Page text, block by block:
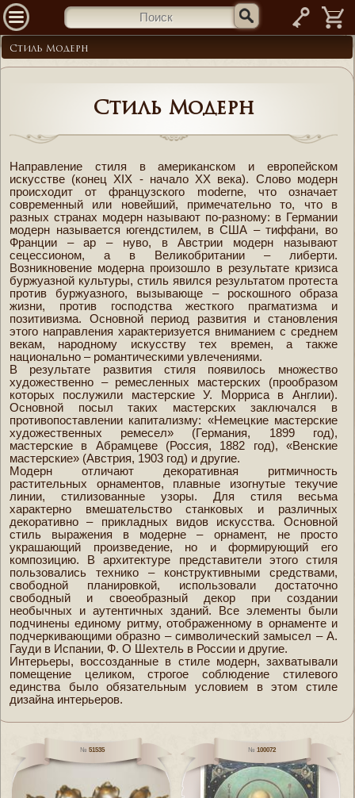
—
Стиль Модерн
Стиль Модерн
Направление стиля в американском и европейском
искусстве (конец XIX - начало ХХ века). Слово модерн
происходит от французского moderne, что означает
современный или новейший, примечательно то, что в
разных странах модерн называют по-разному: в Германии
модерн называется югендстилем, в США – тиффани, во
Франции – ар – нуво, в Австрии модерн называют
сецессионом, а в Великобритании – либерти.
Возникновение модерна произошло в результате кризиса
буржуазной культуры, стиль явился результатом протеста
против буржуазного, вызывающе – роскошного образа
жизни, против господства жесткого прагматизма и
позитивизма. Основной период развития и становления
этого направления характеризуется вниманием с среднем
векам, народному искусству тех времен, а также
национально – романтическими увлечениями.
В результате развития стиля появилось множество
художественно – ремесленных мастерских (прообразом
которых послужили мастерские У. Морриса в Англии).
Основной посыл таких мастерских заключался в
противопоставлении капитализму: «Немецкие мастерские
художественных ремесел» (Германия, 1899 год),
мастерские в Абрамцеве (Россия, 1882 год), «Венские
мастерские» (Австрия, 1903 год) и другие.
Модерн отличают декоративная ритмичность
растительных орнаментов, плавные изогнутые текучие
линии, стилизованные узоры. Для стиля весьма
характерно вмешательство станковых и различных
декоративно – прикладных видов искусства. Основной
стиль выражения в модерне – орнамент, не просто
украшающий произведение, но и формирующий его
композицию. В архитектуре представители этого стиля
пользовались технико – конструктивными средствами,
свободной планировкой, использовали достаточно
свободный и своеобразный декор при создании
необычных и аутентичных зданий. Все элементы были
подчинены единому ритму, отображенному в орнаменте и
подчеркивающими образно – символический замысел – А.
Гауди в Испании, Ф. О Шехтель в России и другие.
Интерьеры, воссозданные в стиле модерн, захватывали
помещение целиком, строгое соблюдение стилевого
единства было обязательным условием в этом стиле
дизайна интерьеров.
51535 100072